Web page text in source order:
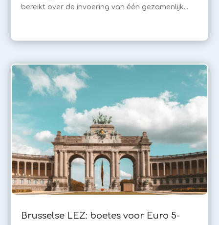
bereikt over de invoering van één gezamenlijk...
Brusselse LEZ: boetes voor Euro 5-